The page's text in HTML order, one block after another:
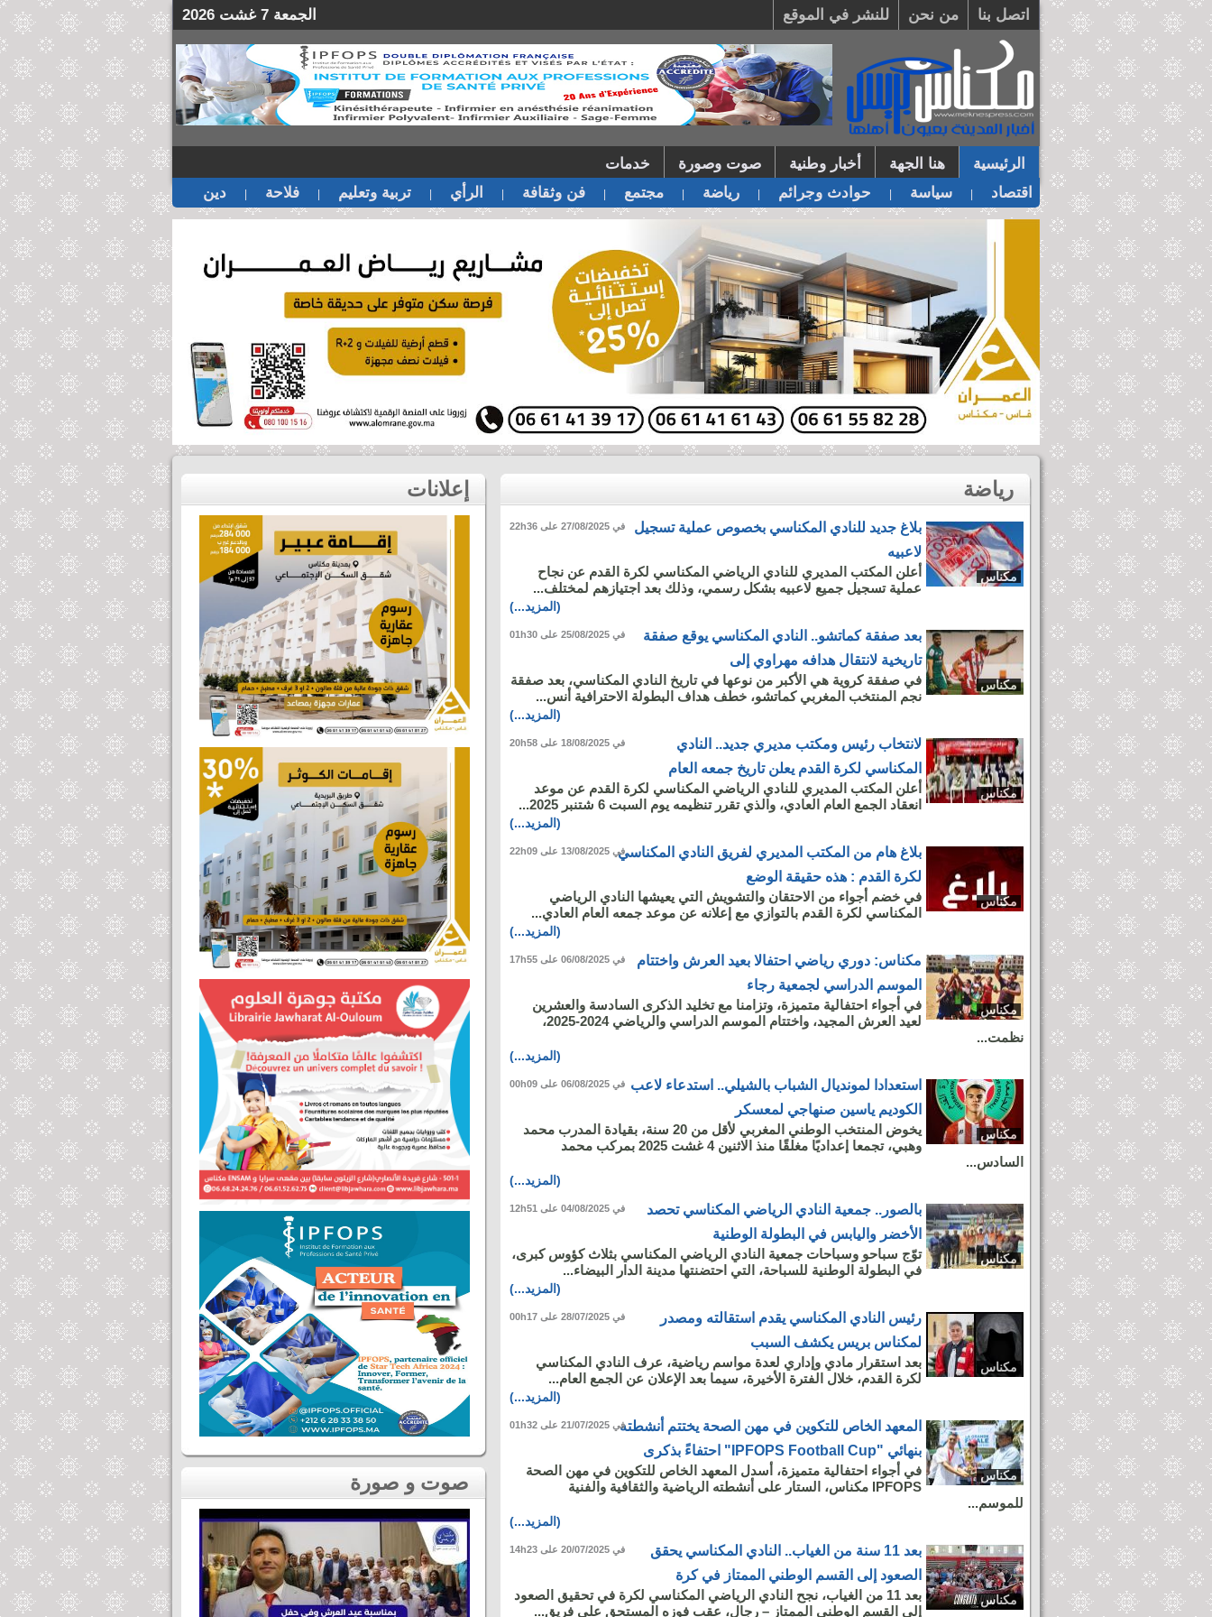
اتصل بنا من نحن للنشر في الموقع الجمعة 7 غشت 2026
الرئيسية
اقتصاد
سياسة حوادث وجرائم رياضة مجتمع فن وثقافة الرأي تربية وتعليم فلاحة دين
هنا الجهة أخبار وطنية صوت وصورة خدمات
مكناس
بلاغ جديد للنادي المكناسي بخصوص عملية تسجيل
لاعبيه
أعلن المكتب المديري للنادي الرياضي المكناسي لكرة القدم عن نجاح
عملية تسجيل جميع لاعبيه بشكل رسمي، وذلك بعد اجتيازهم لمختلف...
(المزيد...)
في 27/08/2025 على 22h36
مكناس
بعد صفقة كماتشو.. النادي المكناسي يوقع صفقة
تاريخية لانتقال هدافه مهراوي إلى
في صفقة كروية هي الأكبر من نوعها في تاريخ النادي المكناسي، بعد صفقة
نجم المنتخب المغربي كماتشو، خطف هداف البطولة الاحترافية أنس...
(المزيد...)
في 25/08/2025 على 01h30
مكناس
لانتخاب رئيس ومكتب مديري جديد.. النادي
المكناسي لكرة القدم يعلن تاريخ جمعه العام
أعلن المكتب المديري للنادي الرياضي المكناسي لكرة القدم عن موعد
انعقاد الجمع العام العادي، والذي تقرر تنظيمه يوم السبت 6 شتنبر 2025...
(المزيد...)
في 18/08/2025 على 20h58
مكناس
بلاغ هام من المكتب المديري لفريق النادي المكناسي
لكرة القدم : هذه حقيقة الوضع
في خضم أجواء من الاحتقان والتشويش التي يعيشها النادي الرياضي
المكناسي لكرة القدم بالتوازي مع إعلانه عن موعد جمعه العام العادي...
(المزيد...)
في 13/08/2025 على 22h09
مكناس
مكناس: دوري رياضي احتفالا بعيد العرش واختتام
الموسم الدراسي لجمعية رجاء
في أجواء احتفالية متميزة، وتزامنا مع تخليد الذكرى السادسة والعشرين
لعيد العرش المجيد، واختتام الموسم الدراسي والرياضي 2024-2025،
نظمت...
(المزيد...)
في 06/08/2025 على 17h55
مكناس
استعدادا لمونديال الشباب بالشيلي.. استدعاء لاعب
الكوديم ياسين صنهاجي لمعسكر
يخوض المنتخب الوطني المغربي لأقل من 20 سنة، بقيادة المدرب محمد
وهبي، تجمعا إعداديًا مغلقًا منذ الاثنين 4 غشت 2025 بمركب محمد
السادس...
(المزيد...)
في 06/08/2025 على 00h09
مكناس
بالصور.. جمعية النادي الرياضي المكناسي تحصد
الأخضر واليابس في البطولة الوطنية
توّج سباحو وسباحات جمعية النادي الرياضي المكناسي بثلاث كؤوس كبرى،
في البطولة الوطنية للسباحة، التي احتضنتها مدينة الدار البيضاء...
(المزيد...)
في 04/08/2025 على 12h51
مكناس
رئيس النادي المكناسي يقدم استقالته ومصدر
لمكناس بريس يكشف السبب
بعد استقرار مادي وإداري لعدة مواسم رياضية، عرف النادي المكناسي
لكرة القدم، خلال الفترة الأخيرة، سيما بعد الإعلان عن الجمع العام...
(المزيد...)
في 28/07/2025 على 00h17
مكناس
المعهد الخاص للتكوين في مهن الصحة يختتم أنشطته
بنهائي "IPFOPS Football Cup" احتفاءً بذكرى
في أجواء احتفالية متميزة، أسدل المعهد الخاص للتكوين في مهن الصحة
IPFOPS مكناس، الستار على أنشطته الرياضية والثقافية والفنية
للموسم...
(المزيد...)
في 21/07/2025 على 01h32
مكناس
بعد 11 سنة من الغياب.. النادي المكناسي يحقق
الصعود إلى القسم الوطني الممتاز في كرة
بعد 11 من الغياب، نجح النادي الرياضي المكناسي لكرة في تحقيق الصعود
إلى القسم الوطني الممتاز – رجال، عقب فوزه المستحق على فريق...
في 20/07/2025 على 14h23